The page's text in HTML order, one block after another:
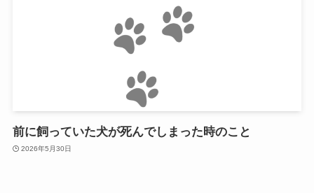
前に飼っていた犬が死んでしまった時のこと
2026年5月30日